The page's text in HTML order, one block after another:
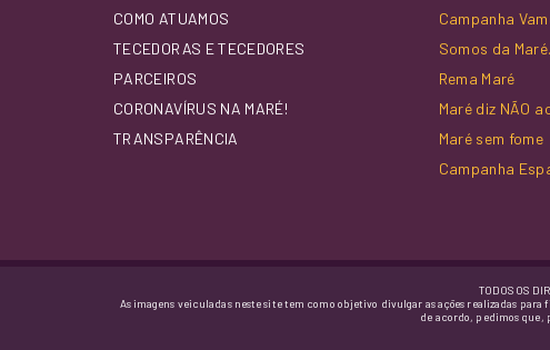
COMO ATUAMOS
TECEDORAS E TECEDORES
PARCEIROS
CORONAVÍRUS NA MARÉ!
TRANSPARÊNCIA
Campanha
Somos da
Rema Maré
Maré diz NÃO
Maré sem fome
Campanha
TODOS OS
As imagens veiculadas neste site tem como objetivo divulgar as ações realizadas
de acordo, pedimos que,